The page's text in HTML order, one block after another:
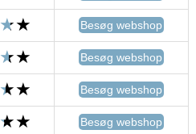
Besøg webshop
Besøg webshop
Besøg webshop
Besøg webshop